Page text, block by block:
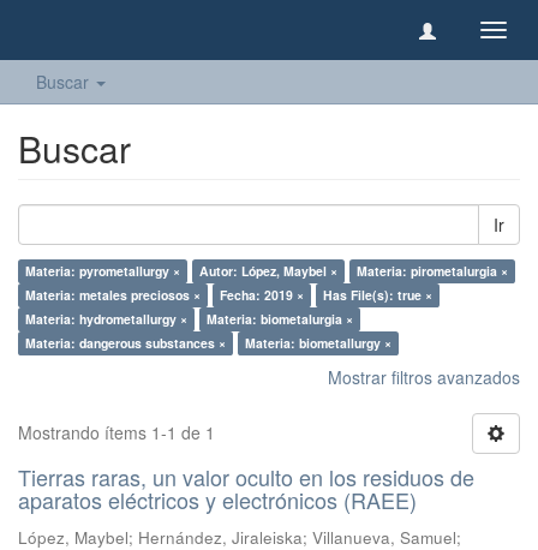
Buscar
Buscar
Ir
Materia: pyrometallurgy × Autor: López, Maybel ×
Materia: pirometalurgia ×
Materia: metales preciosos ×
Fecha: 2019 ×
Has File(s): true ×
Materia: hydrometallurgy ×
Materia: biometalurgia ×
Materia: dangerous substances ×
Materia: biometallurgy ×
Mostrar filtros avanzados
Mostrando ítems 1-1 de 1
Tierras raras, un valor oculto en los residuos de
aparatos eléctricos y electrónicos (RAEE)
López, Maybel; Hernández, Jiraleiska; Villanueva, Samuel;